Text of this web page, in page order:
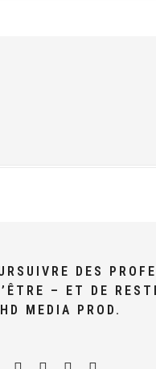
DES
– ET DE
MEDIA PROD.